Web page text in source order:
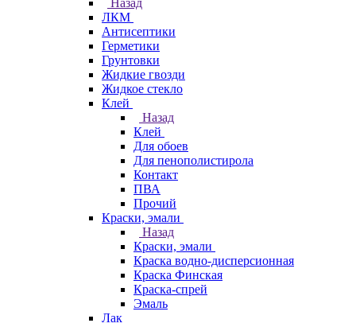
Назад
ЛКМ
Антисептики
Герметики
Грунтовки
Жидкие гвозди
Жидкое стекло
Клей
Назад
Клей
Для обоев
Для пенополистирола
Контакт
ПВА
Прочий
Краски, эмали
Назад
Краски, эмали
Краска водно-дисперсионная
Краска Финская
Краска-спрей
Эмаль
Лак